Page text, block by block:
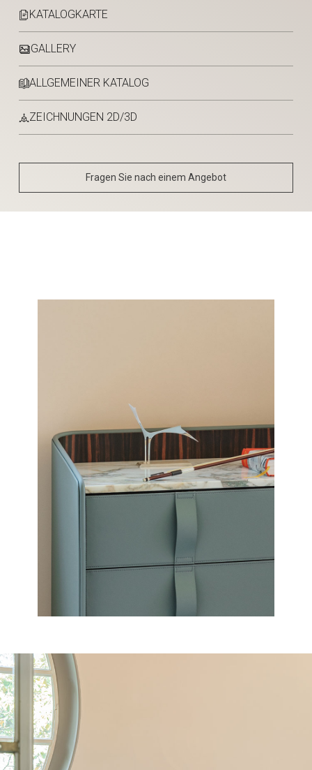
KATALOGKARTE
GALLERY
ALLGEMEINER KATALOG
ZEICHNUNGEN 2D/3D
Fragen Sie nach einem Angebot